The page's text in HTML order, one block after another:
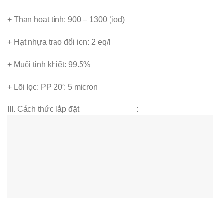
+ Than hoạt tính: 900 – 1300 (iod)
+ Hạt nhựa trao đổi ion: 2 eq/l
+ Muối tinh khiết: 99.5%
+ Lõi lọc: PP 20′: 5 micron
III. Cách thức lắp đặt :